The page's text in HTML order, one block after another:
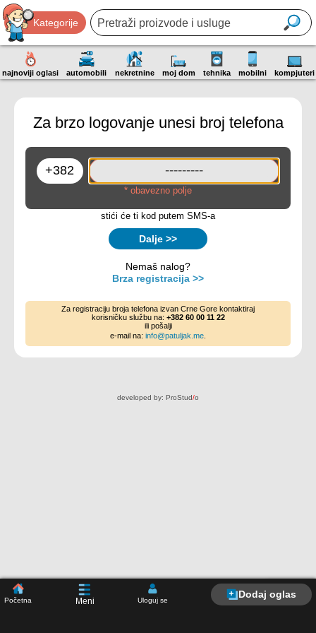
Kategorije
najnoviji oglasi automobili nekretnine moj dom tehnika mobilni kompjuteri
Početna Meni Uloguj se
Dodaj oglas
Za brzo logovanje unesi broj telefona
* obavezno polje
stići će ti kod putem SMS-a
Dalje >>
Nemaš nalog?
Brza registracija >>
Za registraciju broja telefona izvan Crne Gore kontaktiraj
korisničku službu na: +382 60 00 11 22
ili pošalji
e-mail na: info@patuljak.me
developed by: ProStud/o